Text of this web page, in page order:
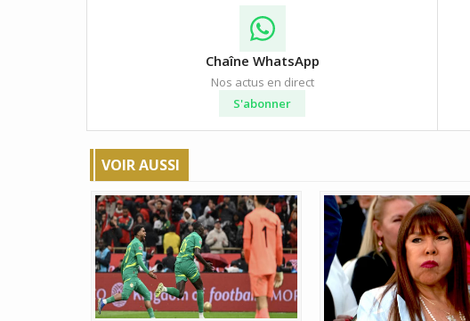
Chaîne WhatsApp
Nos actus en direct
S'abonner
VOIR AUSSI